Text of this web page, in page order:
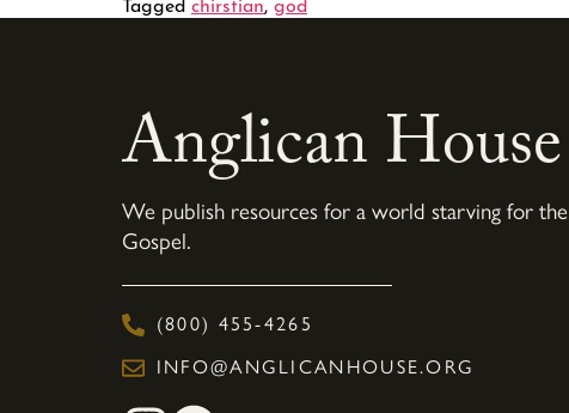
Anglican House
We publish resources for a world starving for the
Gospel.
(800) 455-4265
INFO@ANGLICANHOUSE.ORG